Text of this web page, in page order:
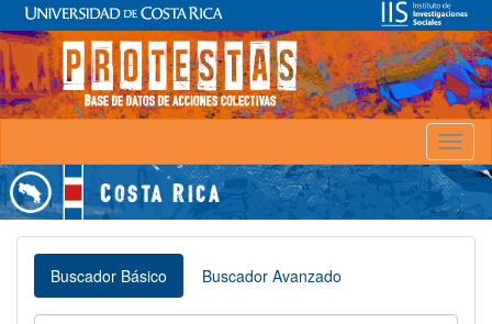
Buscador Básico Buscador Avanzado